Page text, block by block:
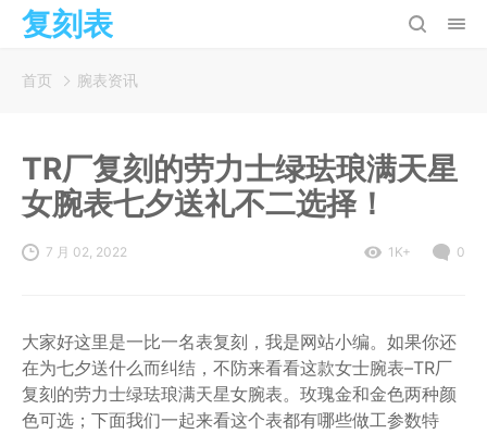
复刻表
首页 腕表资讯
TR厂复刻的劳力士绿珐琅满天星
女腕表七夕送礼不二选择！
7 月 02, 2022 1K+ 0
大家好这里是一比一名表复刻，我是网站小编。如果你还
在为七夕送什么而纠结，不防来看看这款女士腕表–TR厂
复刻的劳力士绿珐琅满天星女腕表。玫瑰金和金色两种颜
色可选；下面我们一起来看这个表都有哪些做工参数特